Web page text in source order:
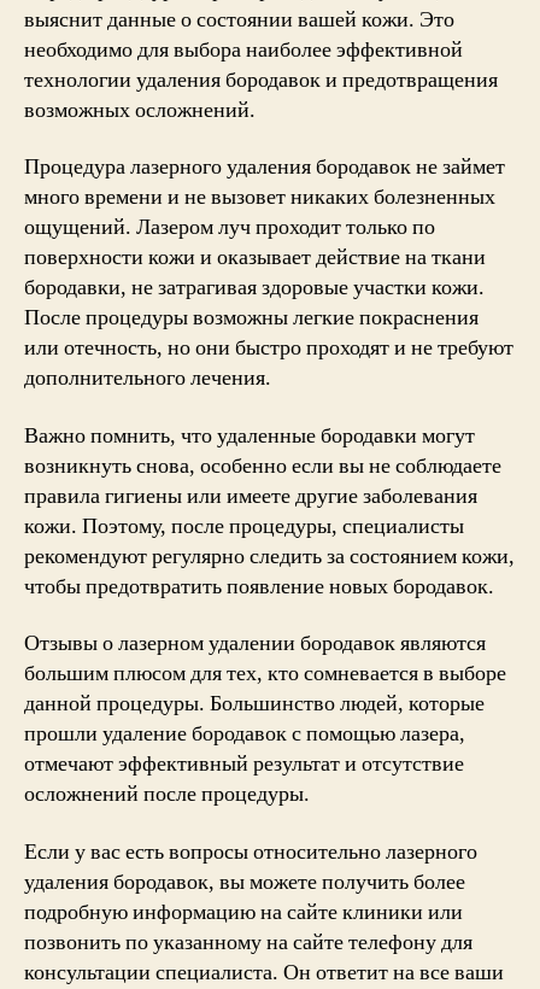
выяснит данные о состоянии вашей кожи. Это
необходимо для выбора наиболее эффективной
технологии удаления бородавок и предотвращения
возможных осложнений.
Процедура лазерного удаления бородавок не займет
много времени и не вызовет никаких болезненных
ощущений. Лазером луч проходит только по
поверхности кожи и оказывает действие на ткани
бородавки, не затрагивая здоровые участки кожи.
После процедуры возможны легкие покраснения
или отечность, но они быстро проходят и не требуют
дополнительного лечения.
Важно помнить, что удаленные бородавки могут
возникнуть снова, особенно если вы не соблюдаете
правила гигиены или имеете другие заболевания
кожи. Поэтому, после процедуры, специалисты
рекомендуют регулярно следить за состоянием кожи,
чтобы предотвратить появление новых бородавок.
Отзывы о лазерном удалении бородавок являются
большим плюсом для тех, кто сомневается в выборе
данной процедуры. Большинство людей, которые
прошли удаление бородавок с помощью лазера,
отмечают эффективный результат и отсутствие
осложнений после процедуры.
Если у вас есть вопросы относительно лазерного
удаления бородавок, вы можете получить более
подробную информацию на сайте клиники или
позвонить по указанному на сайте телефону для
консультации специалиста. Он ответит на все ваши